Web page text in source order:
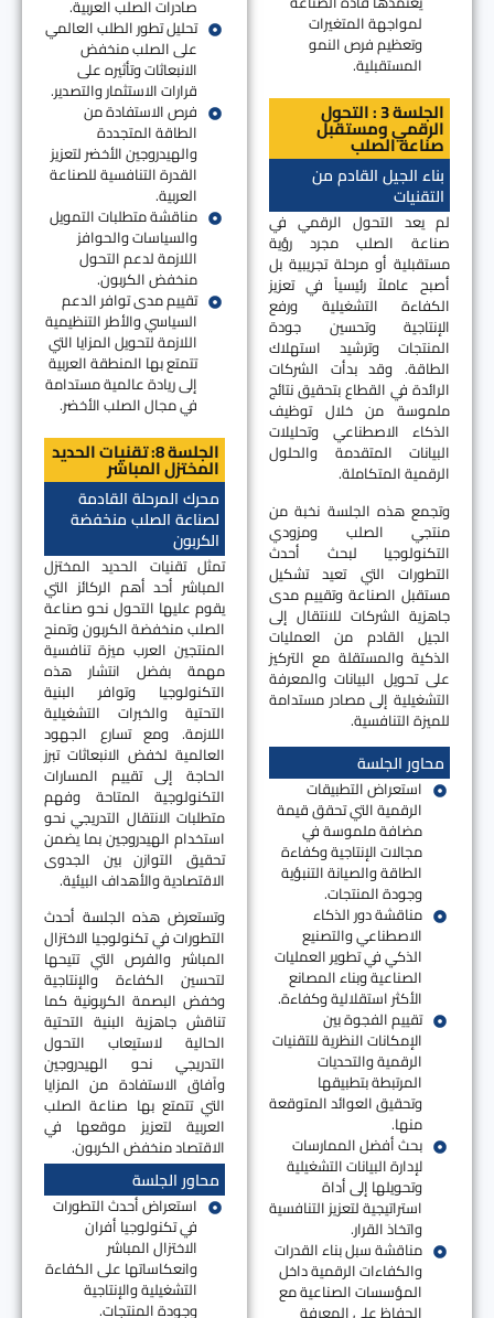
لمواجهة المتغيرات
وتعظيم فرص النمو
المستقبلية.
الجلسة 3 : التحول
الرقمي ومستقبل
صناعة الصلب
بناء الجيل القادم من
التقنيات
لم يعد التحول الرقمي في
صناعة الصلب مجرد رؤية
مستقبلية أو مرحلة تجريبية بل
أصبح عاملاً رئيسياً في تعزيز
الكفاءة التشغيلية ورفع
الإنتاجية وتحسين جودة
المنتجات وترشيد استهلاك
الطاقة. وقد بدأت الشركات
الرائدة في القطاع بتحقيق نتائج
ملموسة من خلال توظيف
الذكاء الاصطناعي وتحليلات
البيانات المتقدمة والحلول
الرقمية المتكاملة.
وتجمع هذه الجلسة نخبة من
منتجي الصلب ومزودي
التكنولوجيا لبحث أحدث
التطورات التي تعيد تشكيل
مستقبل الصناعة وتقييم مدى
جاهزية الشركات للانتقال إلى
الجيل القادم من العمليات
الذكية والمستقلة مع التركيز
على تحويل البيانات والمعرفة
التشغيلية إلى مصادر مستدامة
للميزة التنافسية.
محاور الجلسة
استعراض التطبيقات
الرقمية التي تحقق قيمة
مضافة ملموسة في
مجالات الإنتاجية وكفاءة
الطاقة والصيانة التنبؤية
وجودة المنتجات.
مناقشة دور الذكاء
الاصطناعي والتصنيع
الذكي في تطوير العمليات
الصناعية وبناء المصانع
الأكثر استقلالية وكفاءة.
تقييم الفجوة بين
الإمكانات النظرية للتقنيات
الرقمية والتحديات
المرتبطة بتطبيقها
وتحقيق العوائد المتوقعة
منها.
بحث أفضل الممارسات
لإدارة البيانات التشغيلية
وتحويلها إلى أداة
استراتيجية لتعزيز التنافسية
واتخاذ القرار.
مناقشة سبل بناء القدرات
والكفاءات الرقمية داخل
المؤسسات الصناعية مع
صادرات الصلب العربية.
تحليل تطور الطلب العالمي
على الصلب منخفض
الانبعاثات وتأثيره على
قرارات الاستثمار والتصدير.
فرص الاستفادة من
الطاقة المتجددة
والهيدروجين الأخضر لتعزيز
القدرة التنافسية للصناعة
العربية.
مناقشة متطلبات التمويل
والسياسات والحوافز
اللازمة لدعم التحول
منخفض الكربون.
تقييم مدى توافر الدعم
السياسي والأطر التنظيمية
اللازمة لتحويل المزايا التي
تتمتع بها المنطقة العربية
إلى ريادة عالمية مستدامة
في مجال الصلب الأخضر.
الجلسة 8: تقنيات الحديد
المختزل المباشر
محرك المرحلة القادمة
لصناعة الصلب منخفضة
الكربون
تمثل تقنيات الحديد المختزل
المباشر أحد أهم الركائز التي
يقوم عليها التحول نحو صناعة
الصلب منخفضة الكربون وتمنح
المنتجين العرب ميزة تنافسية
مهمة بفضل انتشار هذه
التكنولوجيا وتوافر البنية
التحتية والخبرات التشغيلية
اللازمة. ومع تسارع الجهود
العالمية لخفض الانبعاثات تبرز
الحاجة إلى تقييم المسارات
التكنولوجية المتاحة وفهم
متطلبات الانتقال التدريجي نحو
استخدام الهيدروجين بما يضمن
تحقيق التوازن بين الجدوى
الاقتصادية والأهداف البيئية.
وتستعرض هذه الجلسة أحدث
التطورات في تكنولوجيا الاختزال
المباشر والفرص التي تتيحها
لتحسين الكفاءة والإنتاجية
وخفض البصمة الكربونية كما
تناقش جاهزية البنية التحتية
الحالية لاستيعاب التحول
التدريجي نحو الهيدروجين
وآفاق الاستفادة من المزايا
التي تتمتع بها صناعة الصلب
العربية لتعزيز موقعها في
الاقتصاد منخفض الكربون.
محاور الجلسة
استعراض أحدث التطورات
في تكنولوجيا أفران
الاختزال المباشر
وانعكاساتها على الكفاءة
التشغيلية والإنتاجية
وجودة المنتجات.